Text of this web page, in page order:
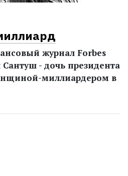
журнал Forbes
- дочь президента
миллиардером в